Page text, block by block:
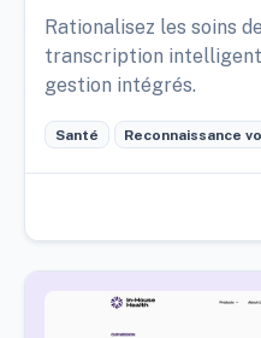
Rationalisez les soins
transcription
gestion intégrés.
Santé Reconnaissance